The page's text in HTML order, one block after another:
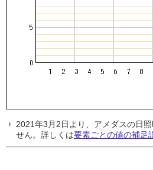
2021年3月2日より、アメダスの日
せん。詳しくは要素ごとの値の補足